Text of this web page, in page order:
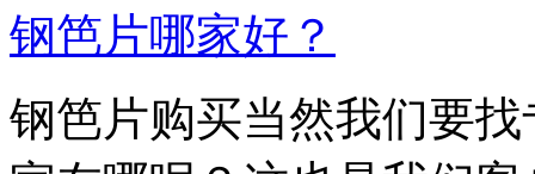
钢笆片哪家好？
钢笆片购买当然我们要